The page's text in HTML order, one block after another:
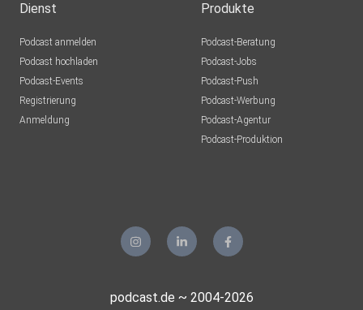
Dienst
Podcast anmelden
Podcast hochladen
Podcast-Events
Registrierung
Anmeldung
Produkte
Podcast-Beratung
Podcast-Jobs
Podcast-Push
Podcast-Werbung
Podcast-Agentur
Podcast-Produktion
podcast.de ~ 2004-2026